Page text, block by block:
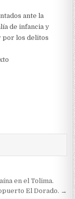
ante la
de infancia y
por los delitos
en el Tolima.
El Dorado. →